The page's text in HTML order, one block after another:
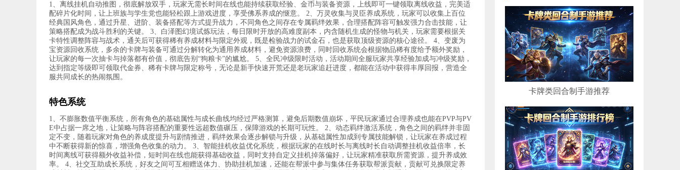
1、离线挂机自动推图，彻底解放双手，玩家无需长时间在线也能持续获取经验、金币与装备资源，上线即可一键领取离线收益，完美适
配碎片化时间，让上班族与学生党也能轻松跟上游戏进度，享受佛系养成的惬意。 2、万灵收集与灵臣养成系统，玩家可以收集上百位
经典国风角色，通过升星、进阶、装备搭配等方式提升战力，不同角色之间存在专属羁绊效果，合理搭配阵容可触发强力合击技能，让
策略搭配成为战斗胜利的关键。 3、白泽图幻境试炼玩法，每日限时开放的高难度副本，内含随机生成的怪物与机关，玩家需要根据关
卡特性调整阵容与战术，通关后可获得稀有养成材料与限定外观，既是检验战力的试金石，也是获取顶级资源的核心途径。 4、变废为
宝资源回收系统，多余的卡牌与装备可通过分解转化为通用养成材料，避免资源浪费，同时回收系统会根据物品稀有度给予额外奖励，
让玩家的每一次抽卡与掉落都有价值，彻底告别“狗粮卡”的尴尬。 5、全民冲级限时活动，活动期间全服玩家共享经验加成与冲级奖励，
达到指定等级即可领取代金券、稀有卡牌与限定称号，无论是新手快速开荒还是老玩家追赶进度，都能在活动中获得丰厚回报，营造全
服共同成长的热闹氛围。
特色系统
1、不膨胀数值平衡系统，所有角色的基础属性与成长曲线均经过严格测算，避免后期数值崩坏，平民玩家通过合理养成也能在PVP与PV
E中占据一席之地，让策略与阵容搭配的重要性远超数值碾压，保障游戏的长期可玩性。 2、动态羁绊激活系统，角色之间的羁绊并非固
定不变，随着玩家对角色的养成度提升与剧情推进，羁绊效果会逐步解锁与升级，从基础属性加成到专属技能解锁，让玩家在养成过程
中不断获得新的惊喜，增强角色收集的动力。 3、智能挂机收益优化系统，根据玩家的在线时长与离线时长自动调整挂机收益倍率，长
时间离线可获得额外收益补偿，短时间在线也能获得基础收益，同时支持自定义挂机掉落偏好，让玩家精准获取所需资源，提升养成效
率。 4、社交互助成长系统，好友之间可互相赠送体力、协助挂机加速，还能在帮派中参与集体任务获取帮派贡献，贡献可兑换限定养
卡牌类回合制手游推荐